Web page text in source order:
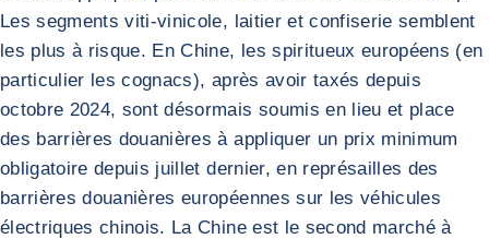
Les segments viti-vinicole, laitier et confiserie semblent
les plus à risque. En Chine, les spiritueux européens (en
particulier les cognacs), après avoir taxés depuis
octobre 2024, sont désormais soumis en lieu et place
des barrières douanières à appliquer un prix minimum
obligatoire depuis juillet dernier, en représailles des
barrières douanières européennes sur les véhicules
électriques chinois. La Chine est le second marché à